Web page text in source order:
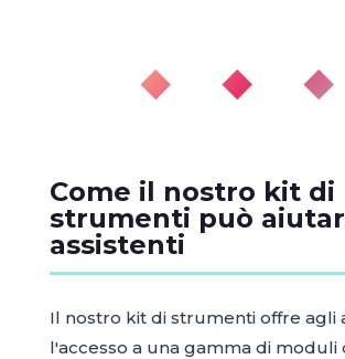
◆ ◆ ◆
Come il nostro kit di
strumenti può
assistenti
Il nostro kit di strumenti offre agli
l'accesso a una gamma di moduli